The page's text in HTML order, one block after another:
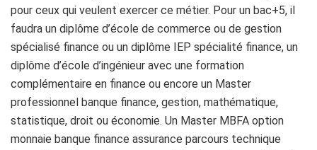
pour ceux qui veulent exercer ce métier. Pour un bac+5, il
faudra un diplôme d’école de commerce ou de gestion
spécialisé finance ou un diplôme IEP spécialité finance, un
diplôme d’école d’ingénieur avec une formation
complémentaire en finance ou encore un Master
professionnel banque finance, gestion, mathématique,
statistique, droit ou économie. Un Master MBFA option
monnaie banque finance assurance parcours technique